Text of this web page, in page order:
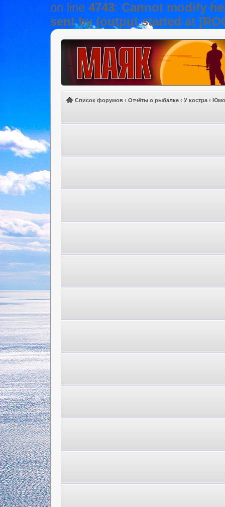
on line 4743: Cannot modify
sent by (output started at
Список форумов ‹ Отчёты о рыбалке ‹ У костра ‹